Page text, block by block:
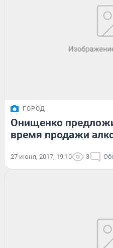
ГОРОД
Онищенко
время продажи
27 июня, 2017, 19:10 3